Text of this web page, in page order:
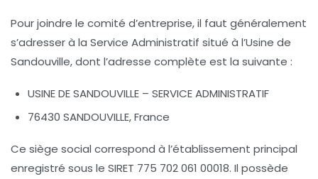
Pour joindre le comité d’entreprise, il faut généralement
s’adresser à la Service Administratif situé à l’Usine de
Sandouville, dont l’adresse complète est la suivante :
USINE DE SANDOUVILLE – SERVICE ADMINISTRATIF
76430 SANDOUVILLE, France
Ce siège social correspond à l’établissement principal
enregistré sous le SIRET 775 702 061 00018. Il possède